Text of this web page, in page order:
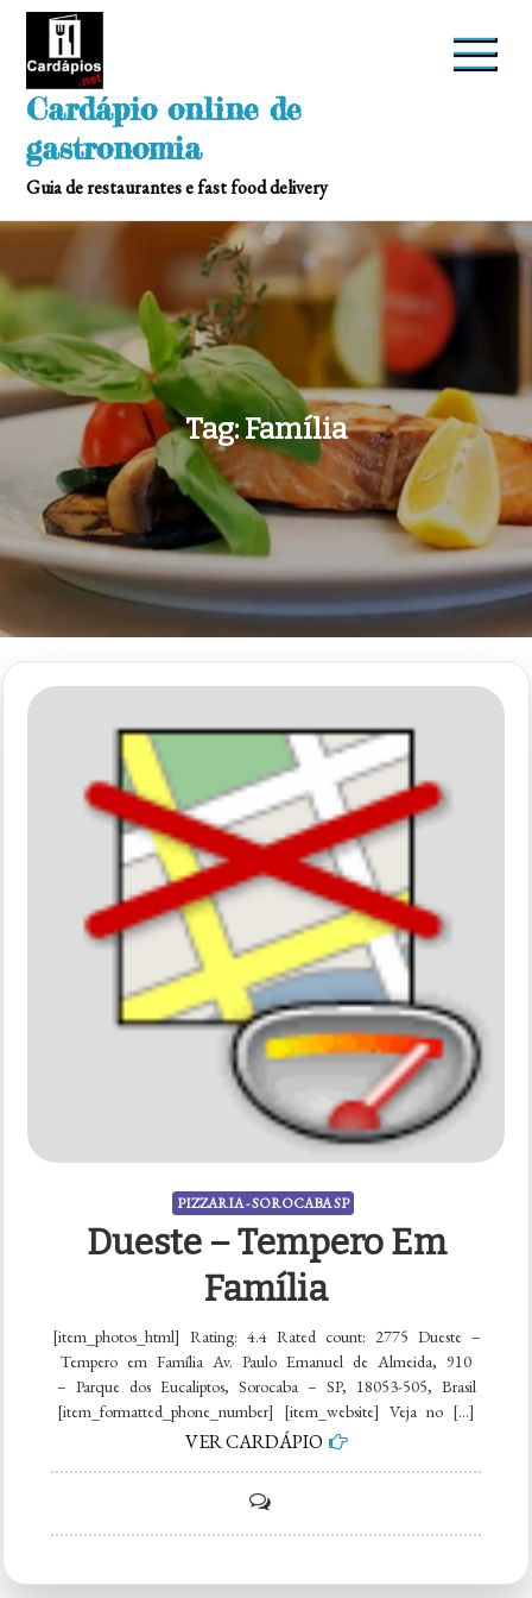
Skip
Cardápio online de
gastronomia
Guia de restaurantes e fast food delivery
Tag:Família
PIZZARIA - SOROCABA SP
Dueste – Tempero Em
Família
[item_photos_html] Rating: 4.4 Rated count: 2775 Dueste –
Tempero em Família Av. Paulo Emanuel de Almeida, 910
– Parque dos Eucaliptos, Sorocaba – SP, 18053-505, Brasil
[item_formatted_phone_number] [item_website] Veja no […]
VER CARDÁPIO
Dueste